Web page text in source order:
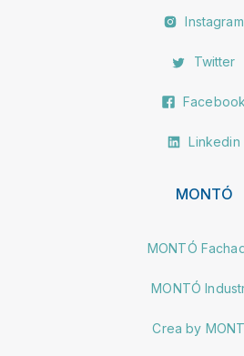
Instagram
Twitter
Facebook
Linkedin
MONTÓ
MONTÓ
MONTÓ
Crea by